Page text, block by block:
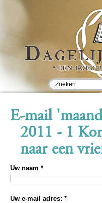
E-mail
2011 - 1
naar een
Uw naam *
Uw e-mail adres: *